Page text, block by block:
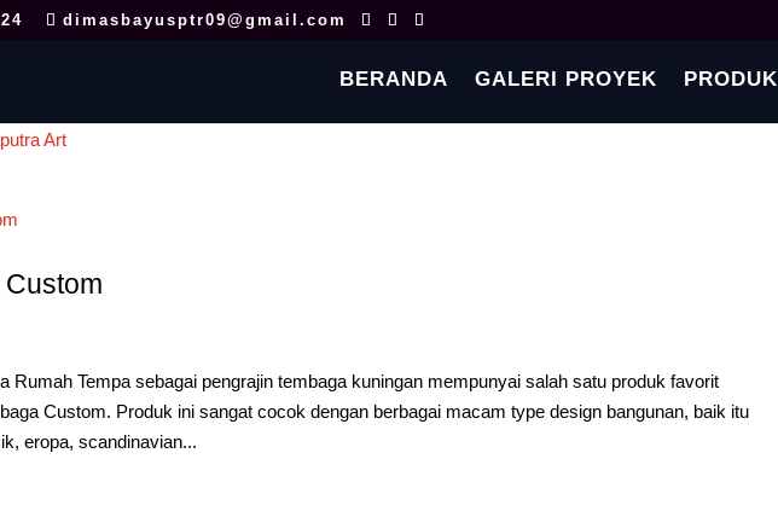
dimasbayusptr09@gmail.com
BERANDA GALERI PROYEK PRODUK
Custom
Rumah Tempa sebagai pengrajin tembaga kuningan mempunyai salah satu produk favorit
Custom. Produk ini sangat cocok dengan berbagai macam type design bangunan, baik itu
eropa, scandinavian...